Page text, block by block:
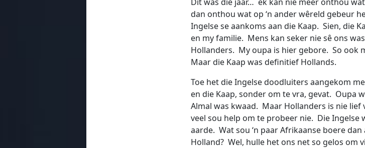
dan onthou wat op ‘n ander wêreld gebeur
Ingelse se aankoms aan die Kaap. Sien, die
en my familie. Mens kan seker nie sê ons
Hollanders. My oupa is hier gebore. So ook
Maar die Kaap was definitief Hollands.
Toe het die Ingelse doodluiters aangekom
en die Kaap, sonder om te vra, gevat. Oupa
Almal was kwaad. Maar Hollanders is nie
veel sou help om te probeer nie. Die Ingelse
aarde. Wat sou ‘n paar Afrikaanse boere
Holland? Wel, hulle het ons net so gelos om